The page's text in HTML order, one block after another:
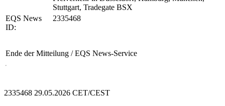
Stuttgart, Tradegate BSX
EQS News
ID:
2335468
Ende der Mitteilung / EQS News-Service
2335468 29.05.2026 CET/CEST